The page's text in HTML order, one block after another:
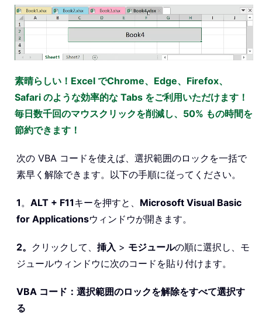
素晴らしい！Excel でChrome、Edge、Firefox、
Safari のような効率的な Tabs をご利用いただけます！
毎日数千回のマウスクリックを削減し、50% もの時間を
節約できます！
次の VBA コードを使えば、選択範囲のロックを一括で
素早く解除できます。以下の手順に従ってください。
1 。 ALT + F11キーを押すと、 Microsoft Visual Basic
for Applicationsウィンドウが開きます。
2。 クリックして、 挿入 > モジュールの順に選択し、モ
ジュールウィンドウに次のコードを貼り付けます。
VBA コード：選択範囲のロックを解除をすべて選択す
る